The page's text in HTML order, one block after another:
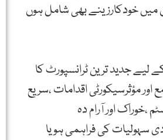
میں خودکارزینے بھی شامل ہوں
لیے جدید ترین ٹرانسپورٹ کا
اور مؤثرسیکورٹی اقدامات ،سریع
اور آرام دہ
سہولیات کی فراہمی ہو یا